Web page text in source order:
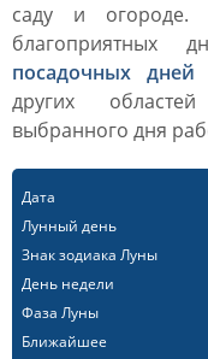
саду и
благоприятных
посадочных дней
других
выбранного дня
Дата
Лунный день
Знак зодиака Луны
День недели
Фаза Луны
Ближайшее